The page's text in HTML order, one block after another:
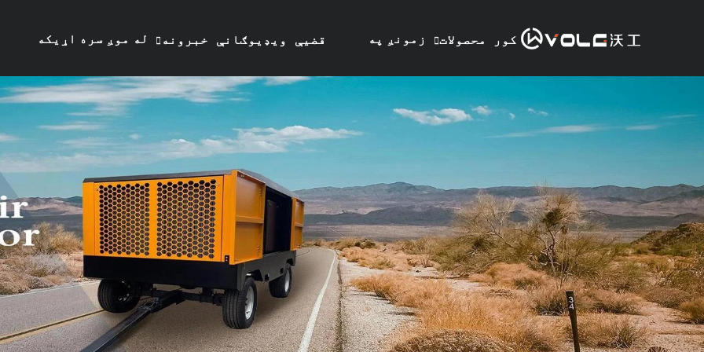
کور محصولات زمونږ په
هکله
قضیې ویډیوګانې خبرونه له موږ سره اړیکه
ونیسئ